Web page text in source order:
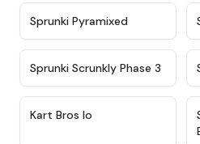
Sprunki Pyramixed
★ 4.9
Sprunki Scrunkly Phase 3
Kart Bros Io